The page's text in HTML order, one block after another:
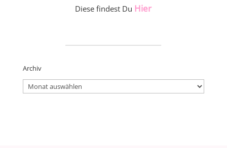
Diese findest Du Hier
Archiv
Archiv